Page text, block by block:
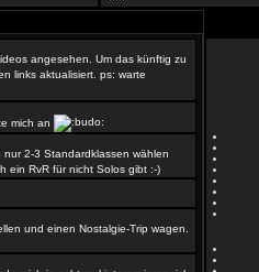
angesehen. Um das künftig zu
links aktualisiert. ps: warte
mich an
2-3 Standardklassen wählen
ein RvR für nicht Solos gibt :-)
und einen Nostalgie-Trip wagen.